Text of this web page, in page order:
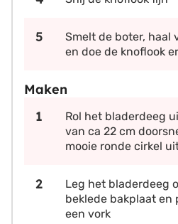
Smelt de boter, haal
en doe de knoflook
Maken
Rol het bladerdeeg
van ca 22 cm
mooie ronde cirkel
Leg het bladerdeeg
beklede bakplaat en
een vork